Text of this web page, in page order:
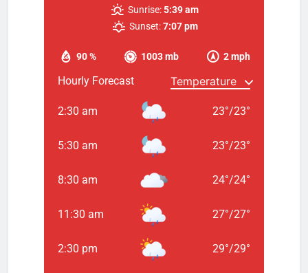
90 % 1003 mb 2 mph
Sunrise:5:39 am
Sunset: 7:07 pm
Hourly Forecast
2:30 am 23°/23°
5:30 am 23°/23°
8:30 am 24°/24°
11:30 am 27°/27°
2:30 pm 29°/29°